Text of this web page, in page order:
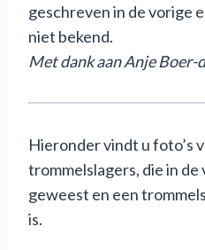
geschreven in de vorige
niet bekend.
Met dank aan Anje Boer-
Hieronder vindt u foto’s
trommelslagers, die in
geweest en een
is.